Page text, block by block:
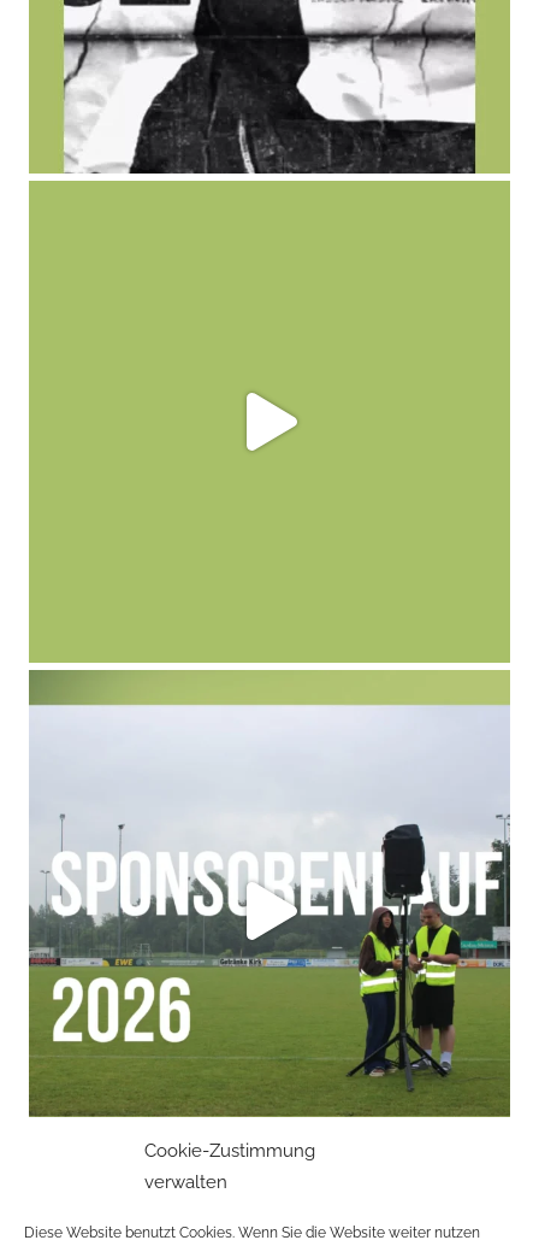
Cookie-Zustimmung
verwalten
Diese Website benutzt Cookies. Wenn Sie die Website weiter nutzen
Mehr laden